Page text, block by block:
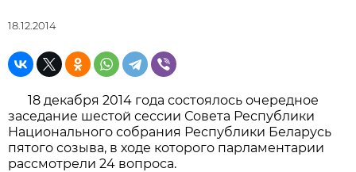
18.12.2014
18 декабря 2014 года состоялось очередное
заседание шестой сессии Совета Республики
Национального собрания Республики Беларусь
пятого созыва, в ходе которого парламентарии
рассмотрели 24 вопроса.